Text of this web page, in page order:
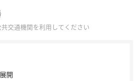
交通機関を利用してください
開